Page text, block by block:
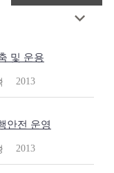
및 운용
2013
안전 운영
2013